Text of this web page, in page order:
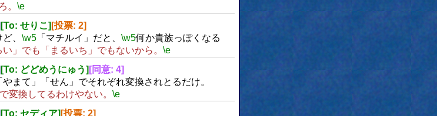
。 \e
[To: せりこ] [投票: 2]
、 \w5「マチルイ」だと、 \w5何か貴族っぽくなる
い」でも「まるいち」でもないから。 \e
[To: どどめうにゅう] [同意: 4]
まて」「せん」でそれぞれ変換されとるだけ。
変換してるわけやない。 \e
[To: セディア] [投票: 2]